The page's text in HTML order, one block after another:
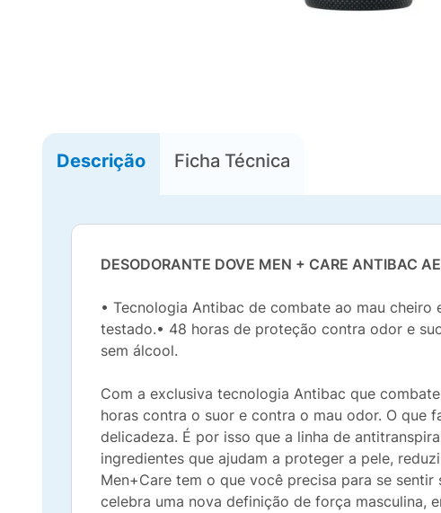
Descrição Ficha Técnica
DESODORANTE DOVE MEN + CARE ANTIBAC
• Tecnologia Antibac de combate ao mau
testado.• 48 horas de proteção contra odor e
sem álcool.
Com a exclusiva tecnologia Antibac que
horas contra o suor e contra o mau odor. O que
delicadeza. É por isso que a linha de
ingredientes que ajudam a proteger a pele,
Men+Care tem o que você precisa para se
celebra uma nova definição de força masculina,